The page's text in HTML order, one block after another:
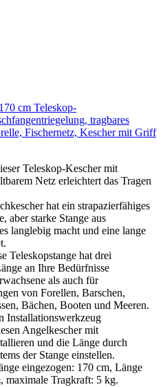
cm Teleskop-
tragbares
Fischernetz, Kescher mit Griff
Teleskop-Kescher mit
Netz erleichtert das Tragen
hat ein strapazierfähiges
aber starke Stange aus
langlebig macht und eine lange
Teleskopstange hat drei
an Ihre Bedürfnisse
als auch für
von Forellen, Barschen,
Bächen, Booten und Meeren.
Installationswerkzeug
Angelkescher mit
und die Länge durch
der Stange einstellen.
eingezogen: 170 cm, Länge
maximale Tragkraft: 5 kg.